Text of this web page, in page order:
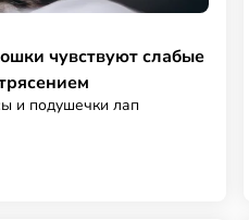
чувствуют слабые
и подушечки лап